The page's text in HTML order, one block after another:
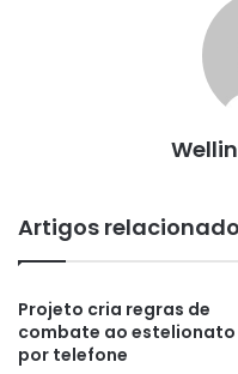
Artigos
Projeto cria regras de
combate ao estelionato
por telefone